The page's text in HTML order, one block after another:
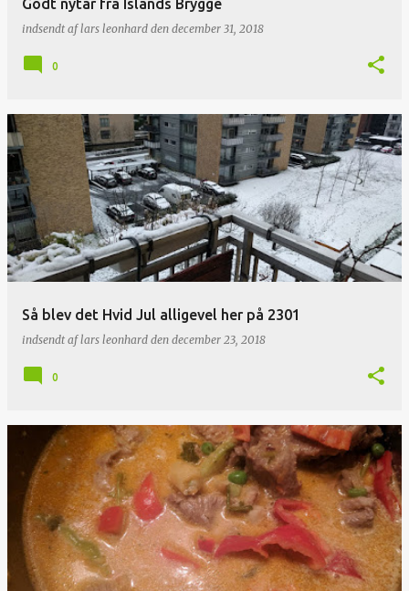
Godt nytår fra Islands Brygge
indsendt aflars leonhard den december 31, 2018
0
Så blev det Hvid Jul alligevel her på 2301
indsendt aflars leonhard den december 23, 2018
0